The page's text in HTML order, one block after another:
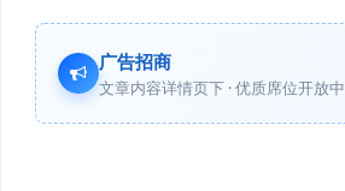
广告招商
文章内容详情页下 · 优质席位开放中